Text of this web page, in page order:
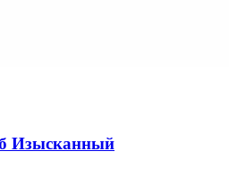
Изысканный